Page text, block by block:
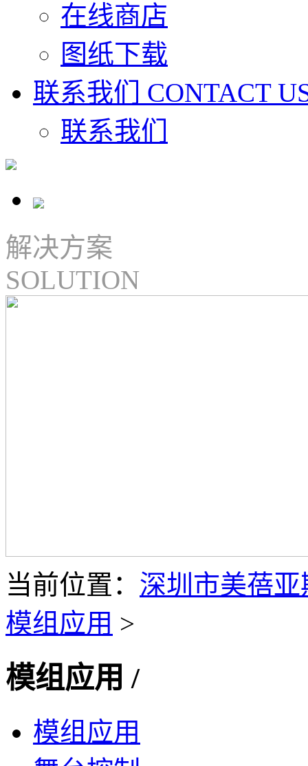
在线商店
图纸下载
联系我们
CONTACT
联系我们
解决方案
SOLUTION
当前位置： 深圳市美蓓
模组应用 >
模组应用 /
模组应用